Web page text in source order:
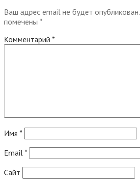
Ваш адрес email не будет опубликован.
помечены *
Комментарий *
Имя *
Email *
Сайт